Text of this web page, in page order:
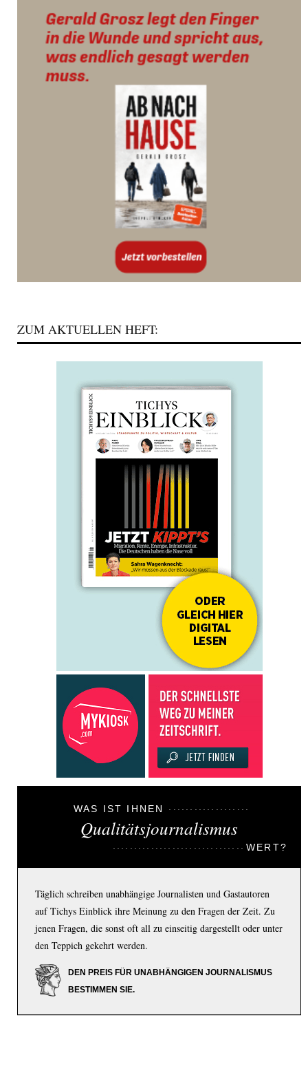
ZUM AKTUELLEN HEFT:
WAS IST IHNEN
Qualitätsjournalismus
WERT?
Täglich schreiben unabhängige Journalisten und Gastautoren
auf Tichys Einblick ihre Meinung zu den Fragen der Zeit. Zu
jenen Fragen, die sonst oft all zu einseitig dargestellt oder unter
den Teppich gekehrt werden.
DEN PREIS FÜR UNABHÄNGIGEN JOURNALISMUS
BESTIMMEN SIE.